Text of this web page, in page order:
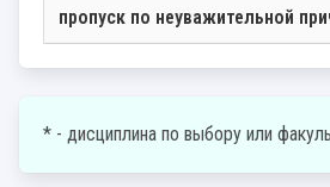
* - дисциплина по выбору или